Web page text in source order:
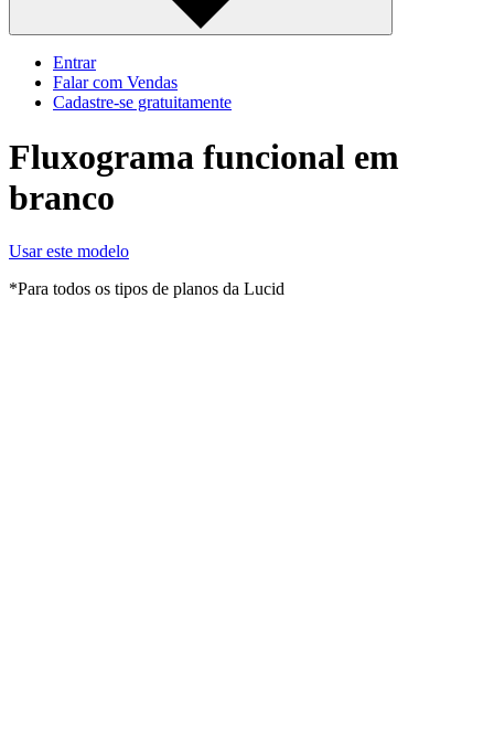
Entrar
Falar com Vendas
Cadastre‐se gratuitamente
Fluxograma funcional em
branco
Usar este modelo
*Para todos os tipos de planos da Lucid